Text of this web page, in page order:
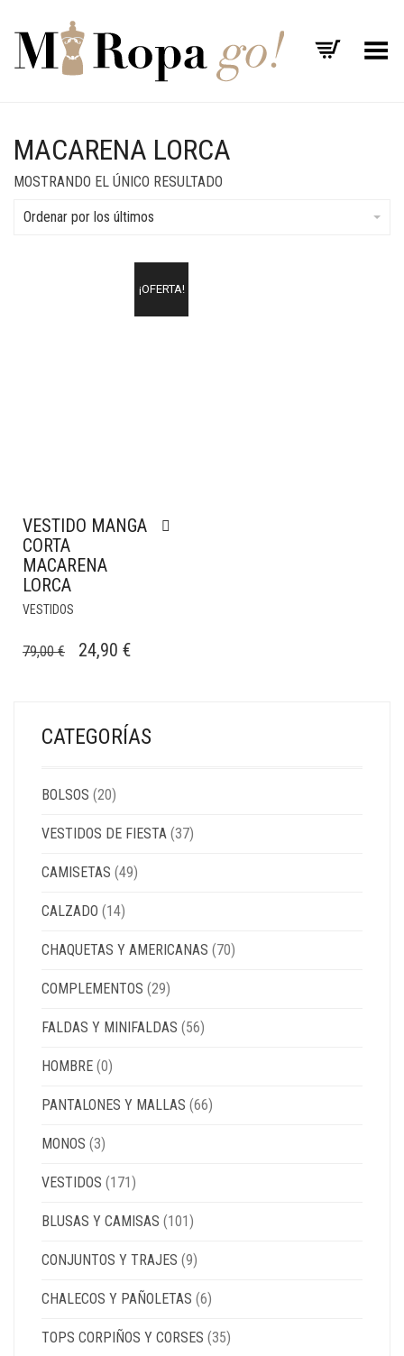
Menú
MACARENA LORCA
MOSTRANDO EL ÚNICO RESULTADO
Ordenar por los últimos
¡OFERTA!
VESTIDO MANGA
CORTA
MACARENA
LORCA
VESTIDOS
79,00€
EL
ERA:
79,00 €.
24,90 €EL
ES:
24,90 €.
CATEGORÍAS
BOLSOS (20)
VESTIDOS DE FIESTA (37)
CAMISETAS (49)
CALZADO (14)
CHAQUETAS Y AMERICANAS (70)
COMPLEMENTOS (29)
FALDAS Y MINIFALDAS (56)
HOMBRE (0)
PANTALONES Y MALLAS (66)
MONOS (3)
VESTIDOS (171)
BLUSAS Y CAMISAS (101)
CONJUNTOS Y TRAJES (9)
CHALECOS Y PAÑOLETAS (6)
TOPS CORPIÑOS Y CORSES (35)